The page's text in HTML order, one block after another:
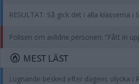
RESULTAT: Så gick det i alla klasserna i
Polisen om avlidne personen: ”Fått in
MEST LÄST
Lugnande besked efter dagens olycka i